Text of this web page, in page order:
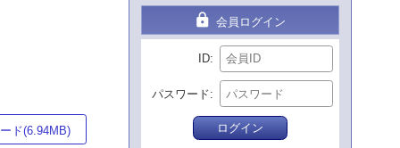
ド(6.94MB)
lock 会員ログイン
ID
パスワード
ログイン